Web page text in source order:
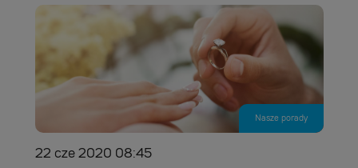
Nasze porady
22 cze 2020 08:45